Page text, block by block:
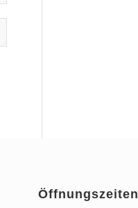
Öffnungszeiten